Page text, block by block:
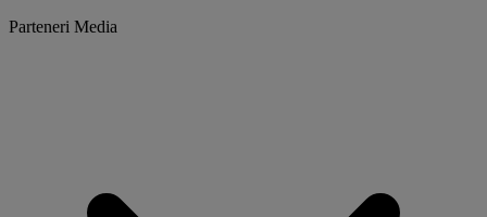
Parteneri Media